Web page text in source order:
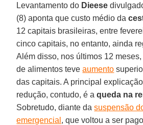
Levantamento do Dieese
(8) aponta que custo médio da
12 capitais brasileiras, entre
cinco capitais, no entanto, ainda
Além disso, nos últimos 12
de alimentos teveaumento
das capitais. A principal
redução, contudo, é aqueda na
Sobretudo, diante dasuspensão
emergencial , que voltou a ser